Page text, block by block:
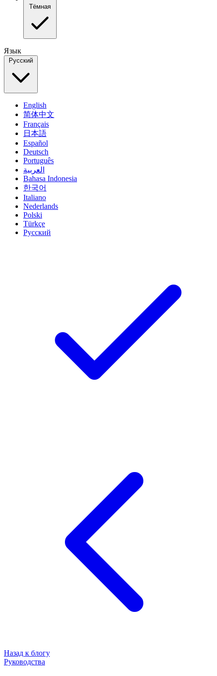
Тёмная
Язык
Русский
English
简体中文
Français
日本語
Español
Deutsch
Português
العربية
Bahasa Indonesia
한국어
Italiano
Nederlands
Polski
Türkçe
Русский
Назад к блогу
Руководства